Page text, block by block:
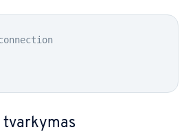
tvarkymas